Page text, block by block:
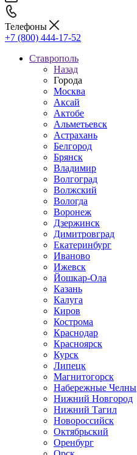
Телефоны
+7 (800) 444-17-52
Ставрополь
Назад
Города
Москва
Аксай
Актобе
Альметьевск
Астрахань
Белгород
Брянск
Владимир
Волгоград
Волжский
Вологда
Воронеж
Дзержинск
Димитровград
Екатеринбург
Иваново
Ижевск
Йошкар-Ола
Казань
Калуга
Киров
Кострома
Краснодар
Красноярск
Курск
Липецк
Магнитогорск
Набережные Челны
Нижний Новгород
Нижний Тагил
Новороссийск
Октябрьский
Оренбург